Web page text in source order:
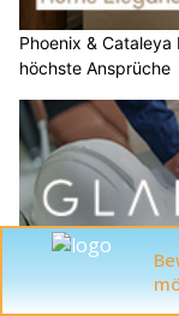
Phoenix &
höchste Ansprüche
Glarhus GmbH: